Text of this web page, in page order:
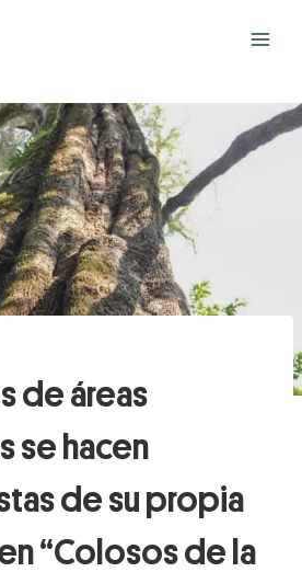
de áreas
se hacen
de su propia
“Colosos de la